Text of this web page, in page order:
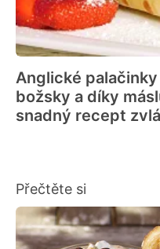
Anglické
božsky a díky
snadný recept
Přečtěte si